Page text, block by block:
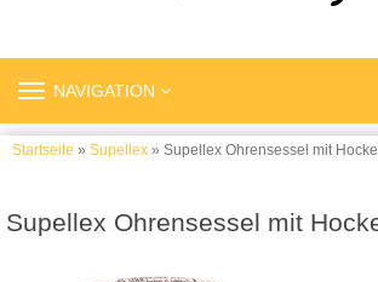
TOGGLE
NAVIGATION
Startseite » Supellex » Supellex Ohrensessel mit
Supellex Ohrensessel mit